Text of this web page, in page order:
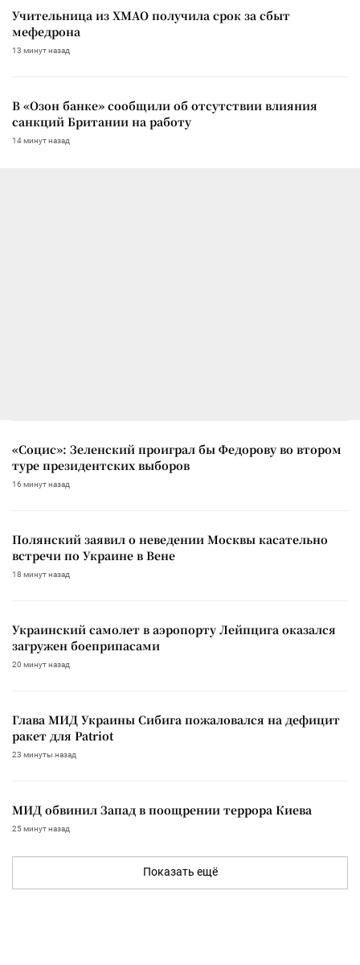
Учительница из ХМАО получила срок за сбыт
мефедрона
13 минут назад
В «Озон банке» сообщили об отсутствии влияния
санкций Британии на работу
14 минут назад
«Социс»: Зеленский проиграл бы Федорову во втором
туре президентских выборов
16 минут назад
Полянский заявил о неведении Москвы касательно
встречи по Украине в Вене
18 минут назад
Украинский самолет в аэропорту Лейпцига оказался
загружен боеприпасами
20 минут назад
Глава МИД Украины Сибига пожаловался на дефицит
ракет для Patriot
23 минуты назад
МИД обвинил Запад в поощрении террора Киева
25 минут назад
Показать ещё